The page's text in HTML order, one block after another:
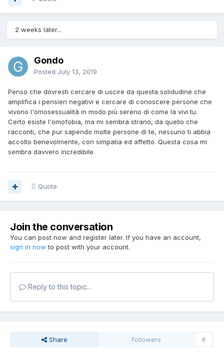
2 weeks later...
Gondo
Posted July 13, 2019
Penso che dovresti cercare di uscire da questa solidudine che
amplifica i pensieri negativi e cercare di conoscere persone che
vivono l'omosessualità in modo più sereno di come la vivi tu.
Certo esiste l'omofobia, ma mi sembra strano, da quello che
racconti, che pur sapendo molte persone di te, nessuno ti abbia
accolto benevolmente, con simpatia ed affetto. Questa cosa mi
sembra davvero incredibile.
Quote
Join the conversation
You can post now and register later. If you have an account,
sign in now to post with your account.
Reply to this topic...
Share Followers 0